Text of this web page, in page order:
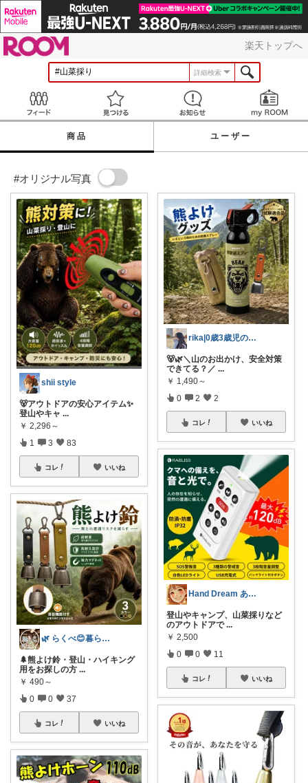
楽天トップへ
詳細検索
見つける お知らせ
商品 ユーザー
#オリジナル写真
shii style
🐻アウトドアの安心アイテム✨
登山やキャ ...
￥ 2,296～
1 3 83
コレ いいね
🌿 らくべ😊暮らしの知恵といいもの
🌲熊よけ鈴・登山・ハイキング
用をお探しの方 ...
￥ 490～
0 0 37
コレ いいね
rika|0歳3歳児のママ
🐻🌿＼山のお出かけ、安全対策
できてる？／ ...
￥ 1,490～
0 2 2
コレ いいね
Hand Dream ありがとう
登山やキャンプ、山菜採りなど
のアウトドアで ...
￥ 2,500
0 0 11
コレ いいね